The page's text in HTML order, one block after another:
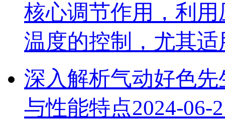
核心调节作用，利用压
温度的控制，尤其
深入解析气动好色先
与性能特点2024-06-